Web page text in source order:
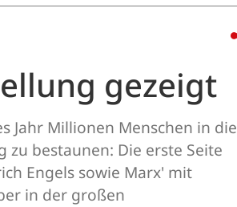
gezeigt
Jahr Millionen Menschen in die
zu bestaunen: Die erste Seite
Engels sowie Marx' mit
in der großen